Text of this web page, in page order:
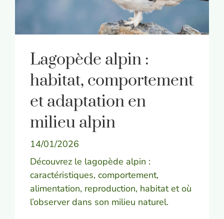
Lagopède alpin :
habitat, comportement
et adaptation en
milieu alpin
14/01/2026
Découvrez le lagopède alpin :
caractéristiques, comportement,
alimentation, reproduction, habitat et où
l’observer dans son milieu naturel.